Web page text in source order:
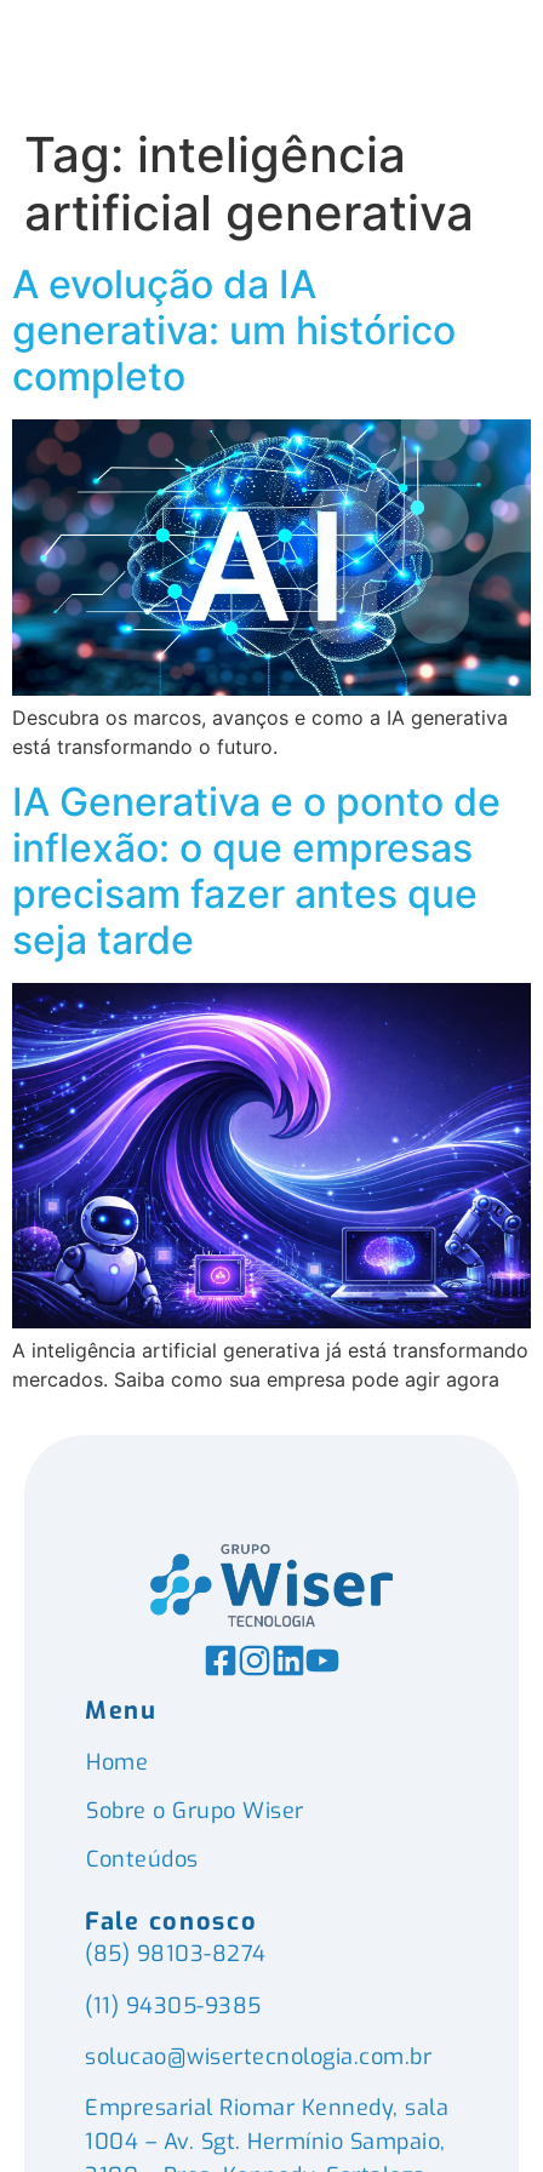
Tag: inteligência
artificial generativa
A evolução da IA
generativa: um histórico
completo
Descubra os marcos, avanços e como a IA generativa
está transformando o futuro.
IA Generativa e o ponto de
inflexão: o que empresas
precisam fazer antes que
seja tarde
A inteligência artificial generativa já está transformando
mercados. Saiba como sua empresa pode agir agora
Menu
Home
Sobre o Grupo Wiser
Conteúdos
Fale conosco
(85) 98103-8274
(11) 94305-9385
solucao@wisertecnologia.com.br
Empresarial Riomar Kennedy, sala
1004 – Av. Sgt. Hermínio Sampaio,